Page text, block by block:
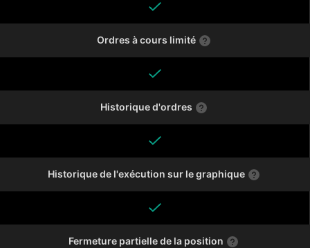
Ordres à cours limité
Historique d'ordres
Historique de l'exécution sur le graphique
Fermeture partielle de la position